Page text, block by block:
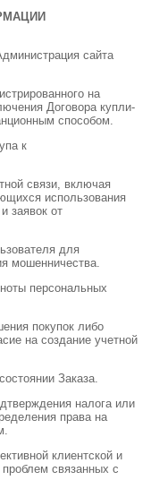
сайта
на
Договора купли-
способом.
к
связи, включая
использования
заявок от
для
мошенничества.
персональных
покупок либо
на создание учетной
Заказа.
налога или
права на
клиентской и
связанных с